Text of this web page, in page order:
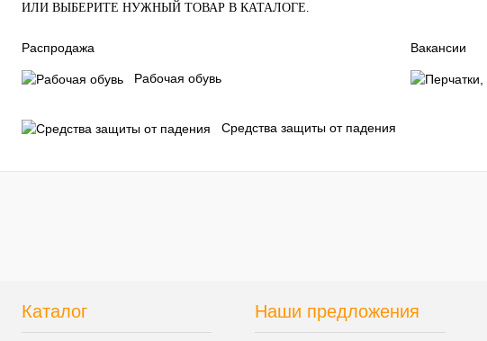
ИЛИ ВЫБЕРИТЕ НУЖНЫЙ ТОВАР В КАТАЛОГЕ.
Распродажа Вакансии
Рабочая обувь
Средства защиты от падения
Каталог Наши предложения